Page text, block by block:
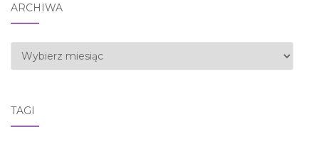
ARCHIWA
Archiwa
TAGI